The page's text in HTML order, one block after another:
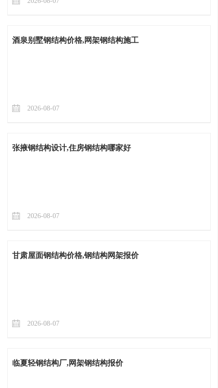
酒泉别墅钢结构价格,网架钢结构施工
2026-08-07
张掖钢结构设计,住房钢结构哪家好
2026-08-07
甘肃屋面钢结构价格,钢结构网架报价
2026-08-07
临夏轻钢结构厂,网架钢结构报价